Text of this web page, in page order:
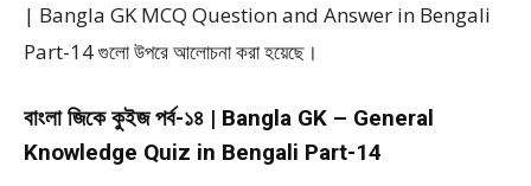
| Bangla GK MCQ Question and Answer in Bengali
Part-14 গুলো উপরে আলোচনা করা হয়েছে।
বাংলা জিকে কুইজ পর্ব-১৪ | Bangla GK – General
Knowledge Quiz in Bengali Part-14